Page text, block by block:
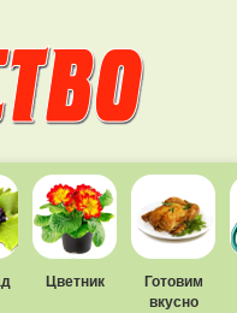
Цветник
Готовим
вкусно